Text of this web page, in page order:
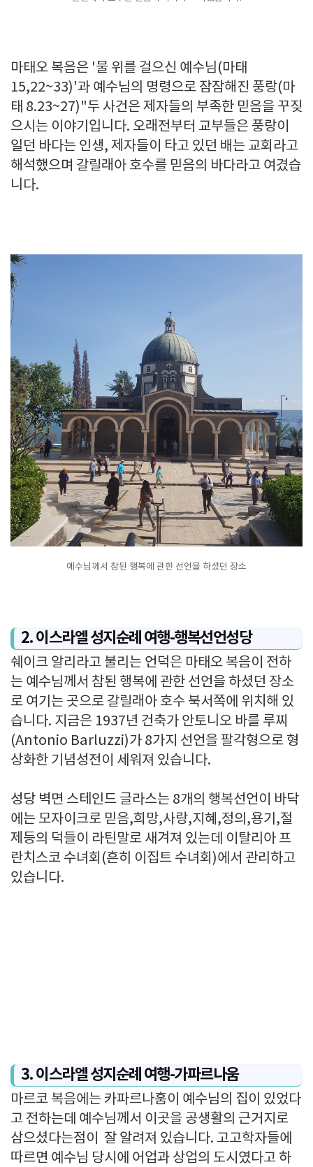
마태오 복음은 '물 위를 걸으신 예수님(마태
15,22~33)'과 예수님의 명령으로 잠잠해진 풍랑(마
태 8.23~27)"두 사건은 제자들의 부족한 믿음을 꾸짖
으시는 이야기입니다. 오래전부터 교부들은 풍랑이
일던 바다는 인생, 제자들이 타고 있던 배는 교회라고
해석했으며 갈릴래아 호수를 믿음의 바다라고 여겼습
니다.
예수님께서 참된 행복에 관한 선언을 하셨던 장소
2. 이스라엘 성지순례 여행-행복선언성당
쉐이크 알리라고 불리는 언덕은 마태오 복음이 전하
는 예수님께서 참된 행복에 관한 선언을 하셨던 장소
로 여기는 곳으로 갈릴래아 호수 북서쪽에 위치해 있
습니다. 지금은 1937년 건축가 안토니오 바를 루찌
(Antonio Barluzzi)가 8가지 선언을 팔각형으로 형
상화한 기념성전이 세워져 있습니다.
성당 벽면 스테인드 글라스는 8개의 행복선언이 바닥
에는 모자이크로 믿음,희망,사랑,지혜,정의,용기,절
제등의 덕들이 라틴말로 새겨져 있는데 이탈리아 프
란치스코 수녀회(흔히 이집트 수녀회)에서 관리하고
있습니다.
3. 이스라엘 성지순례 여행-가파르나움
마르코 복음에는 카파르나훔이 예수님의 집이 있었다
고 전하는데 예수님께서 이곳을 공생활의 근거지로
삼으셨다는점이 잘 알려져 있습니다. 고고학자들에
따르면 예수님 당시에 어업과 상업의 도시였다고 하